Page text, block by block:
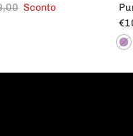
normale
Sconto